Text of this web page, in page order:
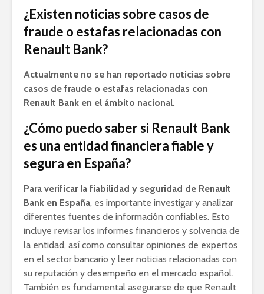
¿Existen noticias sobre casos de
fraude o estafas relacionadas con
Renault Bank?
Actualmente no se han reportado noticias sobre
casos de fraude o estafas relacionadas con
Renault Bank en el ámbito nacional.
¿Cómo puedo saber si Renault Bank
es una entidad financiera fiable y
segura en España?
Para verificar la fiabilidad y seguridad de Renault
Bank en España, es importante investigar y analizar
diferentes fuentes de información confiables. Esto
incluye revisar los informes financieros y solvencia de
la entidad, así como consultar opiniones de expertos
en el sector bancario y leer noticias relacionadas con
su reputación y desempeño en el mercado español.
También es fundamental asegurarse de que Renault